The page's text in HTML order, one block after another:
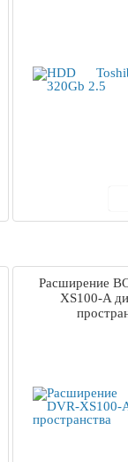
Расширение
XS100-A